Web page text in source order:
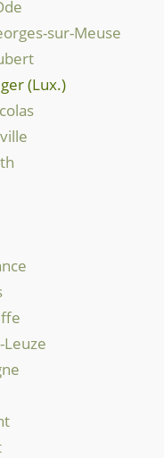
sur-Meuse
(Lux.)